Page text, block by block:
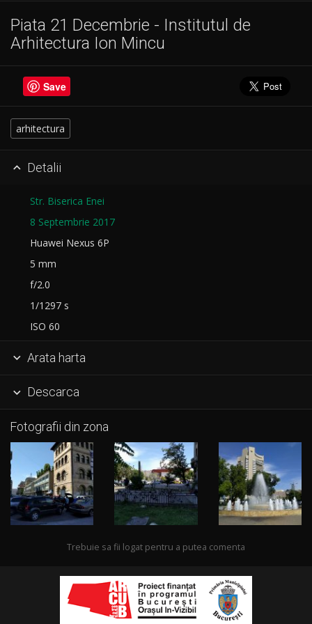
Piata 21 Decembrie - Institutul de
Arhitectura Ion Mincu
Save
arhitectura
 Detalii
Str. Biserica Enei
8 Septembrie 2017
Huawei Nexus 6P
5 mm
f/2.0
1/1297 s
ISO 60
 Arata harta
 Descarca
Fotografii din zona
Trebuie sa fii logat pentru a putea comenta